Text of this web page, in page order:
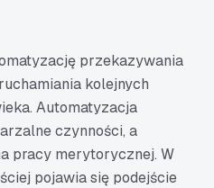
przekazywania
kolejnych
Automatyzacja
czynności, a
pracy merytorycznej. W
pojawia się podejście